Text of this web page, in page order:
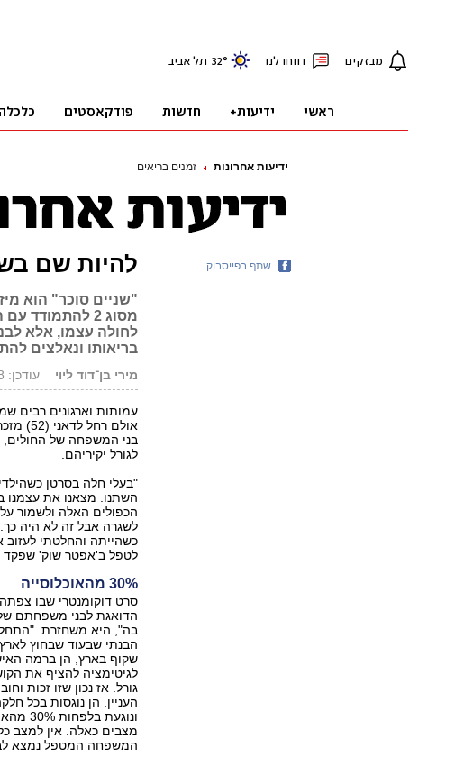
ידיעות אחרונות זמנים בריאים
להיות שם
"שניים סוכר" הוא
מסוג 2
לחולה עצמו, אלא
בריאותו ונאלצים
מירי בן־דוד ליוי עודכן: 11.11.18, 00:15
עמותות וארגונים רבים
אולם
בני המשפחה של החולים,
לגורל יקיריהם.
"בעלי חלה בסרטן
השתנו. מצאנו את עצמנו
הכפולים האלה ולשמור
לשגרה אבל זה לא היה
כשהייתה והחלטתי לעזוב
לטפל ב'אפטר שוק' שפקד
30% מהאוכלוסייה
סרט דוקומנטרי שבו
הדואגת לבני משפחתם
בה", היא משחזרת.
הבנתי שבעוד שבחוץ
שקוף בארץ, הן ברמה
לגיטימציה להציף את
גורל. אז נכון שזו זכות
העניין. הן נוגסות בכל
מצבים כאלה. אין למצב
המשפחה המטפל נמצא
שתף בפייסבוק